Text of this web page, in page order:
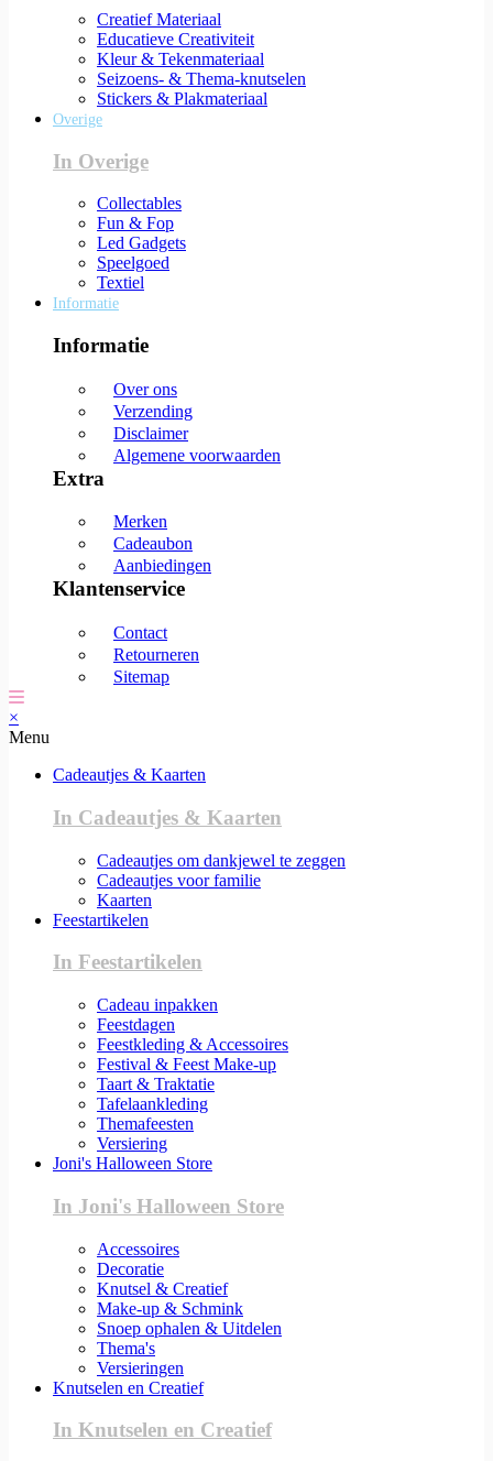
Creatief Materiaal
Educatieve Creativiteit
Kleur & Tekenmateriaal
Seizoens- & Thema-knutselen
Stickers & Plakmateriaal
Overige
In Overige
Collectables
Fun & Fop
Led Gadgets
Speelgoed
Textiel
Informatie
Informatie
Over ons
Verzending
Disclaimer
Algemene voorwaarden
Extra
Merken
Cadeaubon
Aanbiedingen
Klantenservice
Contact
Retourneren
Sitemap
×
Menu
Cadeautjes & Kaarten
In Cadeautjes & Kaarten
Cadeautjes om dankjewel te zeggen
Cadeautjes voor familie
Kaarten
Feestartikelen
In Feestartikelen
Cadeau inpakken
Feestdagen
Feestkleding & Accessoires
Festival & Feest Make-up
Taart & Traktatie
Tafelaankleding
Themafeesten
Versiering
Joni's Halloween Store
In Joni's Halloween Store
Accessoires
Decoratie
Knutsel & Creatief
Make-up & Schmink
Snoep ophalen & Uitdelen
Thema's
Versieringen
Knutselen en Creatief
In Knutselen en Creatief